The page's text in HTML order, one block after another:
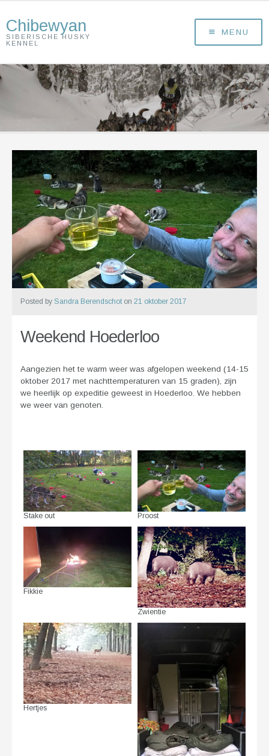
Chibewyan
SIBERISCHE HUSKY
KENNEL
MENU
Posted by Sandra Berendschoton 21 oktober 2017
Weekend Hoederloo
Aangezien het te warm weer was afgelopen weekend (14-15
oktober 2017 met nachttemperaturen van 15 graden), zijn
we heerlijk op expeditie geweest in Hoederloo. We hebben
we weer van genoten.
Stake out Proost
Fikkie
Zwientie
Hertjes